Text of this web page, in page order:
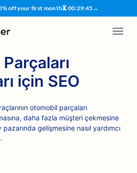
off your first month⏳ 00:29:44→
için SEO
otomobil parçaları
daha fazla müşteri çekmesine
gelişmesine nasıl yardımcı